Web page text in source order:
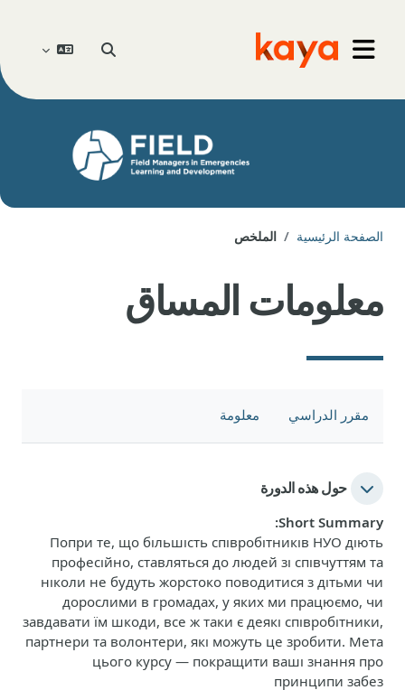
واجهة جانبية
Go to home تبديل إدخال البحث
الصفحة الرئيسية الملخص
معلومات المساق
مقرر الدراسي معلومة
حول هذه الدورة
Short Summary
:
Попри те, що більшість співробітників НУО діють
професійно, ставляться до людей зі співчуттям та
ніколи не будуть жорстоко поводитися з дітьми чи
дорослими в громадах, у яких ми працюємо, чи
завдавати їм шкоди, все ж таки є деякі співробітники,
партнери та волонтери, які можуть це зробити. Мета
цього курсу — покращити ваші знання про
принципи забез